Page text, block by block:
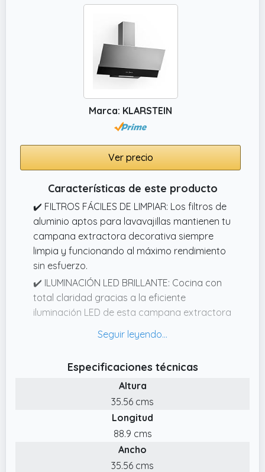
DOS MOTORES: Esta campana cuenta con
una capacidad de extracción de 175 m³/h y
un nivel sonoro de 54 dB(A). Además, tiene
potente y eficiente.Marca: KLARSTEIN
Ver precio
Características de este producto
✔️ FILTROS FÁCILES DE LIMPIAR: Los filtros de
aluminio aptos para lavavajillas mantienen tu
campana extractora decorativa siempre
limpia y funcionando al máximo rendimiento
sin esfuerzo.
✔️ ILUMINACIÓN LED BRILLANTE: Cocina con
total claridad gracias a la eficiente
iluminación LED de esta campana extractora
óptima y un ambiente acogedor.
invisible en cristal brillante con detalles mate
le da estilo y hace que tu campana
extractora decorativa sea muy fácil de usar.
✔️ EFICIENCIA ENERGÉTICA: Disfruta de un
extractor de cocina con clase A++ que
reduce el consumo eléctrico y te ayuda a
ahorrar en la factura de la luz.
Especificaciones técnicas
Altura
35.56 cms
Longitud
88.9 cms
Ancho
35.56 cms